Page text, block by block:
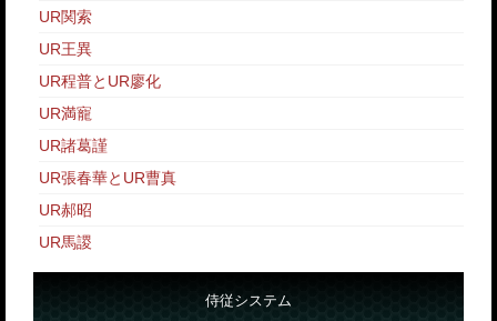
UR関索
UR王異
UR程普とUR廖化
UR満寵
UR諸葛謹
UR張春華とUR曹真
UR郝昭
UR馬謖
侍従システム